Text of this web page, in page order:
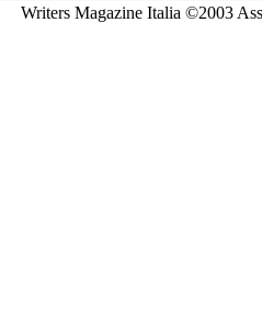
Writers Magazine Italia ©2003